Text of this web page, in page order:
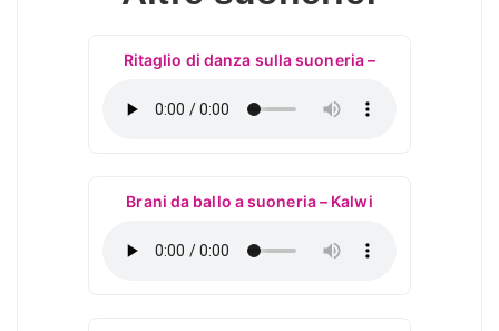
Ritaglio di danza sulla suoneria –
Brani da ballo a suoneria – Kalwi